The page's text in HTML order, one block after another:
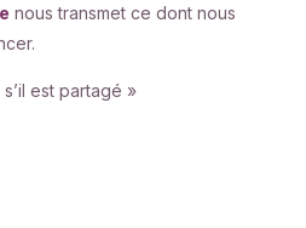
nous transmet ce dont nous
est partagé »